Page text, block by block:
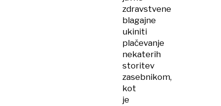
zdravstvene
blagajne
ukiniti
plačevanje
nekaterih
storitev
zasebnikom,
kot
je